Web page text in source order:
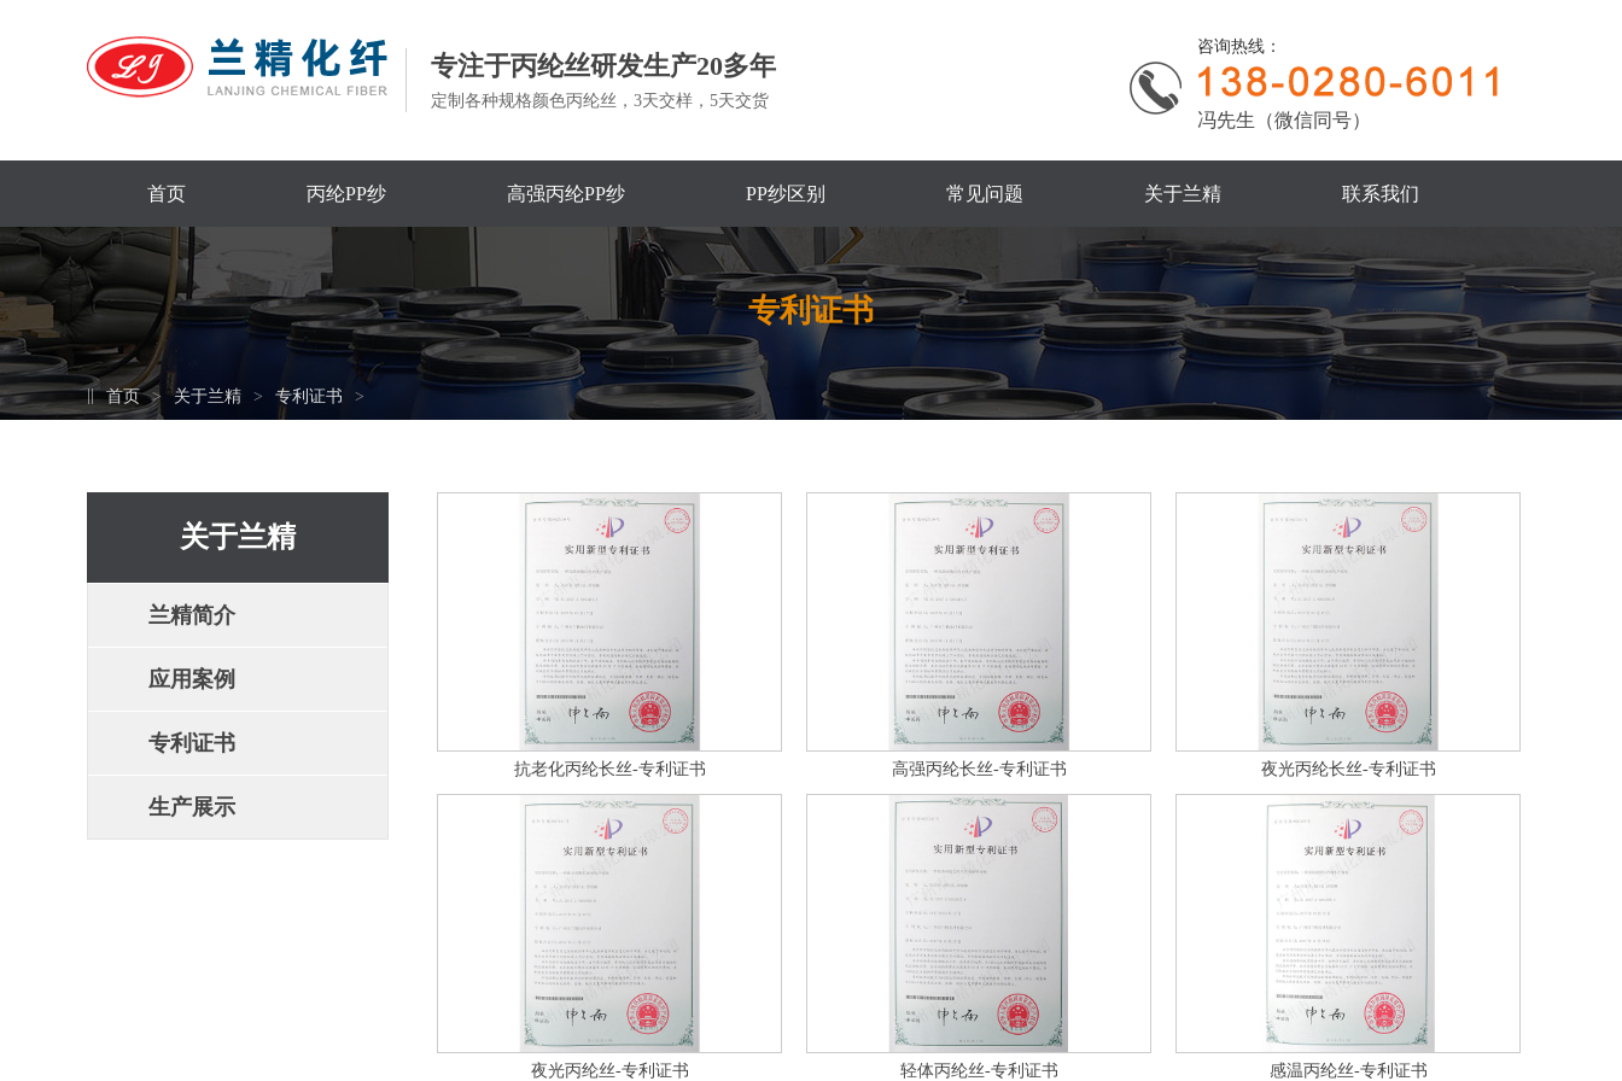
专注于丙纶丝研发生产20多年
定制各种规格颜色丙纶丝，3天交样，5天交货
咨询热线：
冯先生（微信同号）
首页 丙纶PP纱 高强丙纶PP纱 PP纱区别 常见问题 关于兰精 联系我们
专利证书
首页 关于兰精 专利证书
关于兰精
兰精简介
应用案例
专利证书
生产展示
抗老化丙纶长丝-专利证书 高强丙纶长丝-专利证书 夜光丙纶长丝-专利证书
夜光丙纶丝-专利证书 轻体丙纶丝-专利证书 感温丙纶丝-专利证书